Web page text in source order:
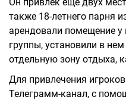
также 18-летнего парня
арендовали помещение у
группы, установили в
отдельную зону отдыха,
Для привлечения
Телеграмм-канал, с